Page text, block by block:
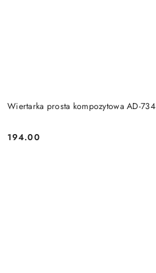
Wiertarka prosta kompozytowa AD-734
Cena:
194.00